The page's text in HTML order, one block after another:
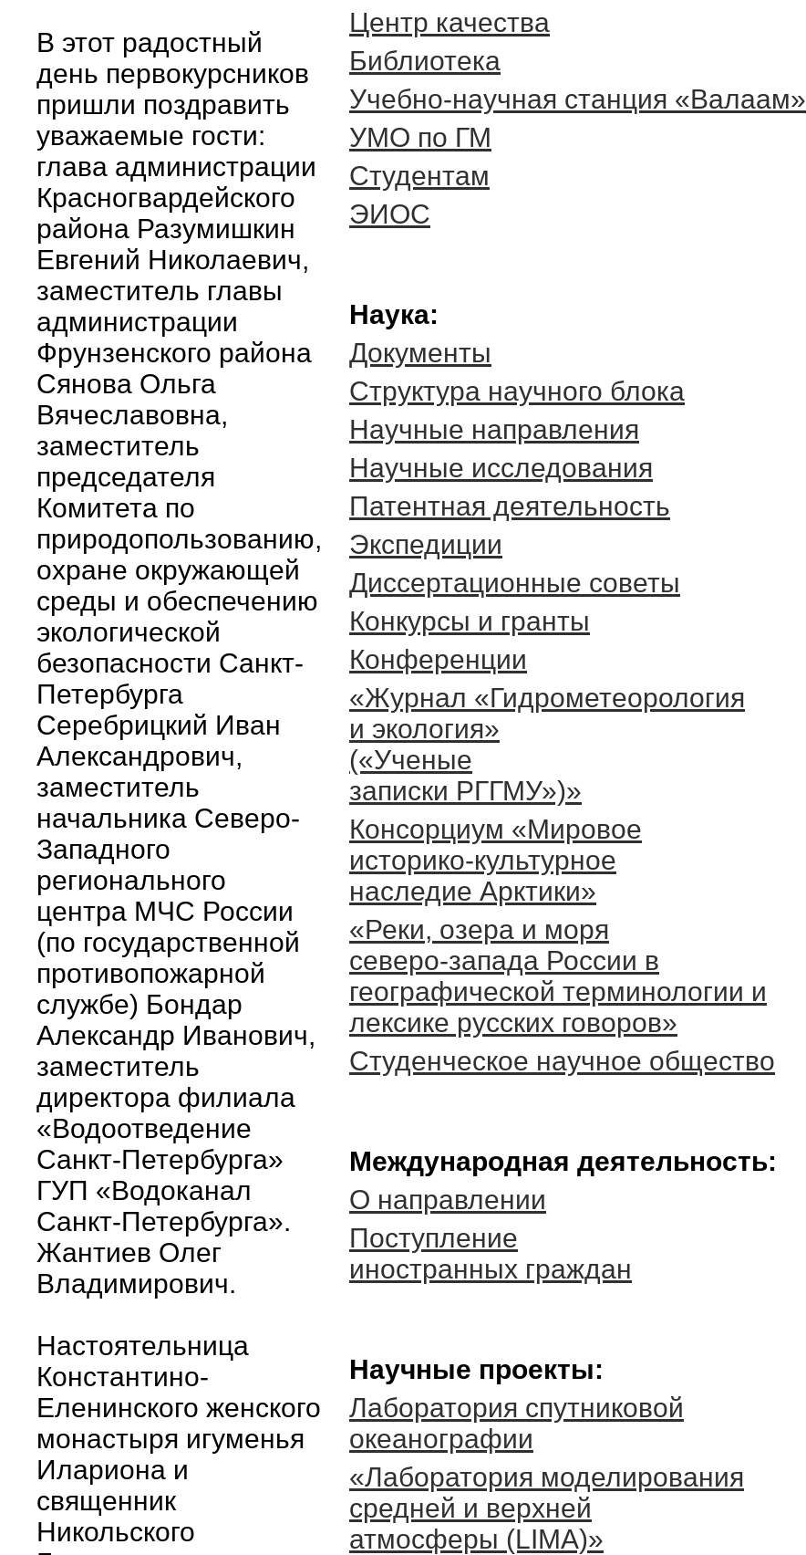
В этот радостный
день первокурсников
пришли поздравить
уважаемые гости:
глава администрации
Красногвардейского
района Разумишкин
Евгений Николаевич,
заместитель главы
администрации
Фрунзенского района
Сянова Ольга
Вячеславовна,
заместитель
председателя
Комитета по
природопользованию,
охране окружающей
среды и обеспечению
экологической
безопасности Санкт-
Петербурга
Серебрицкий Иван
Александрович,
заместитель
начальника Северо-
Западного
регионального
центра МЧС России
(по государственной
противопожарной
службе) Бондар
Александр Иванович,
заместитель
директора филиала
«Водоотведение
Санкт-Петербурга»
ГУП «Водоканал
Санкт-Петербурга».
Жантиев Олег
Владимирович.
Настоятельница
Константино-
Еленинского женского
монастыря игуменья
Илариона и
священник
Никольского
Центр качества
Библиотека
Учебно-научная станция «Валаам»
УМО по ГМ
Студентам
ЭИОС
Наука:
Документы
Cтруктура научного блока
Научные направления
Научные исследования
Патентная деятельность
Экспедиции
Диссертационные советы
Конкурсы и гранты
Конференции
«Журнал «Гидрометеорология
и экология»
(«Ученые
записки РГГМУ»)»
Консорциум «Мировое
историко-культурное
наследие Арктики»
«Реки, озера и моря
северо-запада России в
географической терминологии и
лексике русских говоров»
Студенческое научное общество
Международная деятельность:
О направлении
Поступление
иностранных граждан
Научные проекты:
Лаборатория спутниковой
океанографии
«Лаборатория моделирования
средней и верхней
атмосферы (LIMA)»